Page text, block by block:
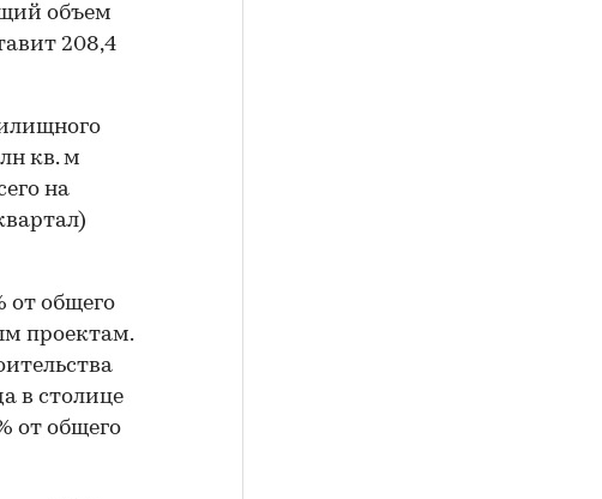
объем
208,4
кв. м
на
от общего
проектам.
в столице
от общего